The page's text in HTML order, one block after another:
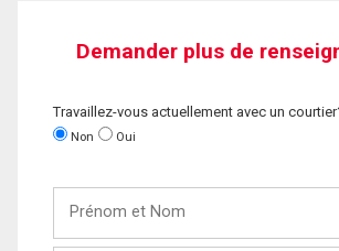
Demander plus de
Travaillez-vous actuellement avec un
Non Oui
Nom